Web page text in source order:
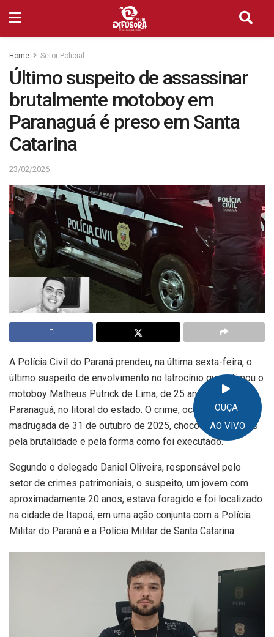
OUÇA
AO VIVO
Home Setor Policial
Último suspeito de assassinar
brutalmente motoboy em
Paranaguá é preso em Santa
Catarina
23/02/2026
A Polícia Civil do Paraná prendeu, na última sexta-feira, o
último suspeito de envolvimento no latrocínio que vitimou o
motoboy Matheus Putrick de Lima, de 25 anos, em
Paranaguá, no litoral do estado. O crime, ocorrido na
madrugada de 31 de outubro de 2025, chocou a população
pela brutalidade e pela forma como foi executado.
Segundo o delegado Daniel Oliveira, responsável pelo
setor de crimes patrimoniais, o suspeito, um jovem com
aproximadamente 20 anos, estava foragido e foi localizado
na cidade de Itapoá, em uma ação conjunta com a Polícia
Militar do Paraná e a Polícia Militar de Santa Catarina.